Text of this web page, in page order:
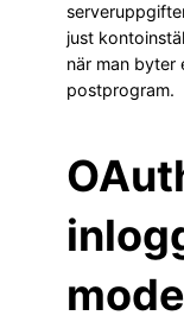
just
när man byter
postprogram.